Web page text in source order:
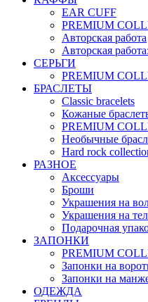
EAR CUFF
PREMIUM
Авторская работа
Авторская
СЕРЬГИ
PREMIUM
БРАСЛЕТЫ
Classic bracelets
Кожаные
PREMIUM
Необычные
Hard rock
РАЗНОЕ
Аксессуары
Броши
Украшения на
Украшения на
Подарочная
ЗАПОНКИ
PREMIUM
Запонки на
Запонки на
ОДЕЖДА